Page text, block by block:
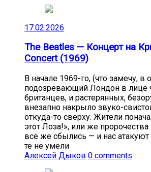
17.02.2026
The Beatles — Концерт на
Concert (1969)
В начале 1969-го, (что замечу, в
подозревающий Лондон в лице
британцев, и растерянных,
внезапно накрыло звуко-
откуда-то сверху. Жители
этот Лоза!», или же пророчества
всё же сбылись — и нас
те не умели
Алексей Дыков 0 comments